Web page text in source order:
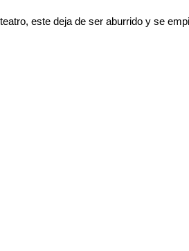
este deja de ser aburrido y se